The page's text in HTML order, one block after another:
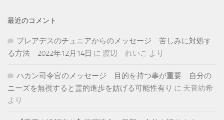
最近のコメント
プレアデスのチュニアからのメッセージ 苦しみに対処す
る方法 2022年12月14日 に 渡辺 れいこ より
ハカン司令官のメッセージ 目的を持つ事が重要 自分の
ニーズを無視すると霊的進歩を妨げる可能性有り に 天音紡希
より